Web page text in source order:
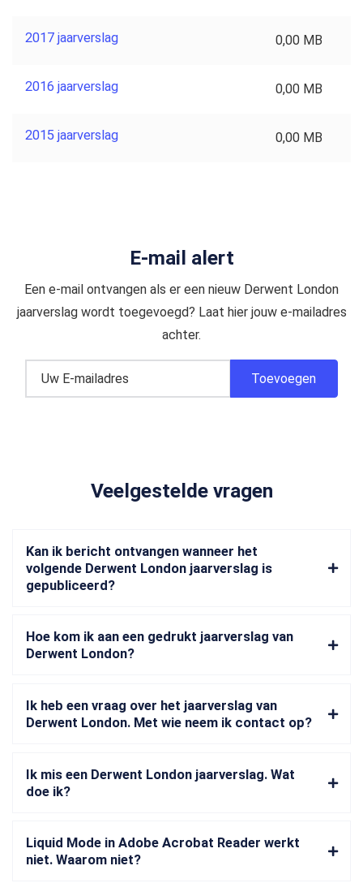
2017 jaarverslag 0,00 MB
2016 jaarverslag 0,00 MB
2015 jaarverslag 0,00 MB
E-mail alert
Een e-mail ontvangen als er een nieuw Derwent London
jaarverslag wordt toegevoegd? Laat hier jouw e-mailadres
achter.
Veelgestelde vragen
Kan ik bericht ontvangen wanneer het
volgende Derwent London jaarverslag is
gepubliceerd?
Hoe kom ik aan een gedrukt jaarverslag van
Derwent London?
Ik heb een vraag over het jaarverslag van
Derwent London. Met wie neem ik contact op?
Ik mis een Derwent London jaarverslag. Wat
doe ik?
Liquid Mode in Adobe Acrobat Reader werkt
niet. Waarom niet?